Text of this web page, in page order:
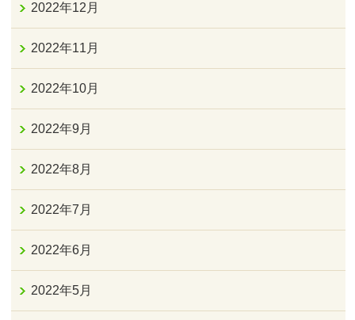
2022年12月
2022年11月
2022年10月
2022年9月
2022年8月
2022年7月
2022年6月
2022年5月